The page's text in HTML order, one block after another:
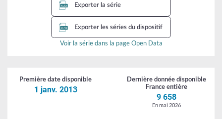
Exporter la série
Exporter les séries du dispositif
Voir la série dans la page Open Data
Première datedisponible
1 janv. 2013
Dernière donnéedisponible
France entière
9 658
En mai 2026